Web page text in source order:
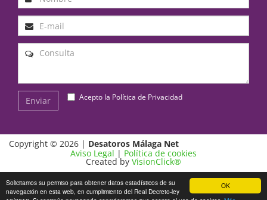
OK
Solicitamos su permiso para obtener datos estadísticos de su
navegación en esta web, en cumplimiento del Real Decreto-ley
Enviar Acepto la Política de Privacidad
Copyright © 2026 | Desatoros Málaga Net
Aviso Legal | Política de cookies
Created by VisionClick®